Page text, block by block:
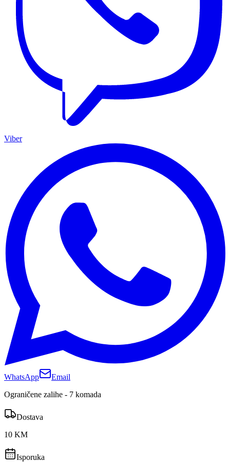
Viber
WhatsApp
Email
Ograničene zalihe - 7 komada
Dostava
10 KM
Isporuka